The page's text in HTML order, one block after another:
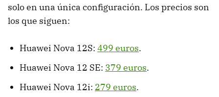
solo en una única configuración. Los precios son
los que siguen:
Huawei Nova 12S: 499 euros.
Huawei Nova 12 SE: 379 euros.
Huawei Nova 12i: 279 euros.